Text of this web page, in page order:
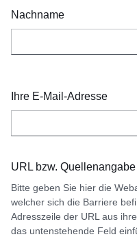
Nachname
Ihre E-Mail-Adresse
URL bzw.
Bitte geben Sie hier die
welcher sich die Barriere
Adresszeile der URL aus
das untenstehende Feld